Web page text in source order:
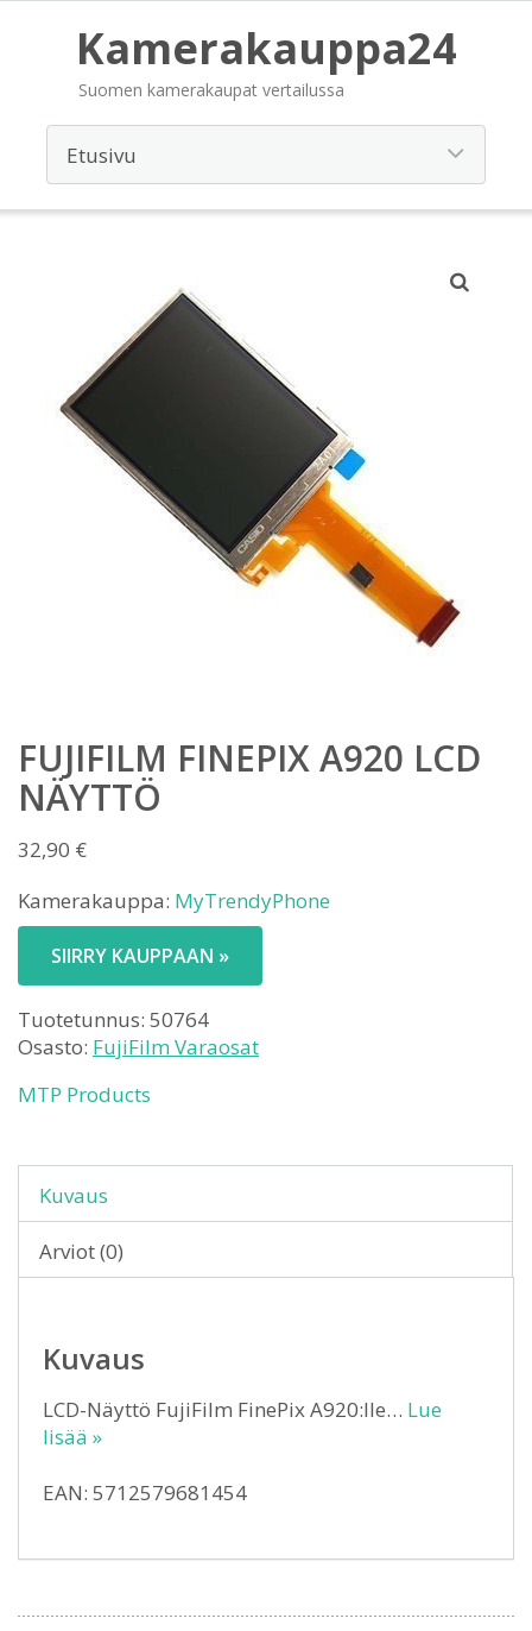
Kamerakauppa24
Suomen kamerakaupat vertailussa
FUJIFILM FINEPIX A920 LCD
NÄYTTÖ
32,90 €
Kamerakauppa: MyTrendyPhone
SIIRRY KAUPPAAN »
Tuotetunnus: 50764
Osasto: FujiFilm Varaosat
MTP Products
Kuvaus
Arviot (0)
Kuvaus
LCD-Näyttö FujiFilm FinePix A920:lle… Lue
lisää »
EAN: 5712579681454